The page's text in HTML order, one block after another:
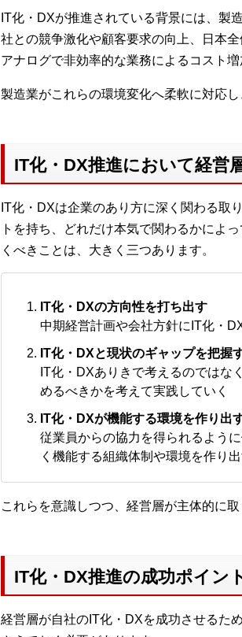
IT化・DXが推進されている背景には、製
社との競争激化や顧客要求の向上、日本
アナログで非効率的な業務によるコスト
製造業がこれらの環境変化へ柔軟に対応
IT化・DX推進において経営
IT化・DXは企業のあり方に深く関わる取
トを持ち、どれだけ本気で関わるかによ
くべきことは、大きく三つあります。
IT化・DXの方向性を打ち出す
中期経営計画や会社方針にIT化・
IT化・DXと現状のギャップを把握
IT化・DXありきで考えるのではな
めるべきかを考えて実践していく
IT化・DXが機能する環境を作り出
従業員からの協力を得られるよう
く機能する組織体制や環境を作り
これらを意識しつつ、経営層が主体的に
IT化・DX推進の成功ポイン
経営層が自社のIT化・DXを成功させるた